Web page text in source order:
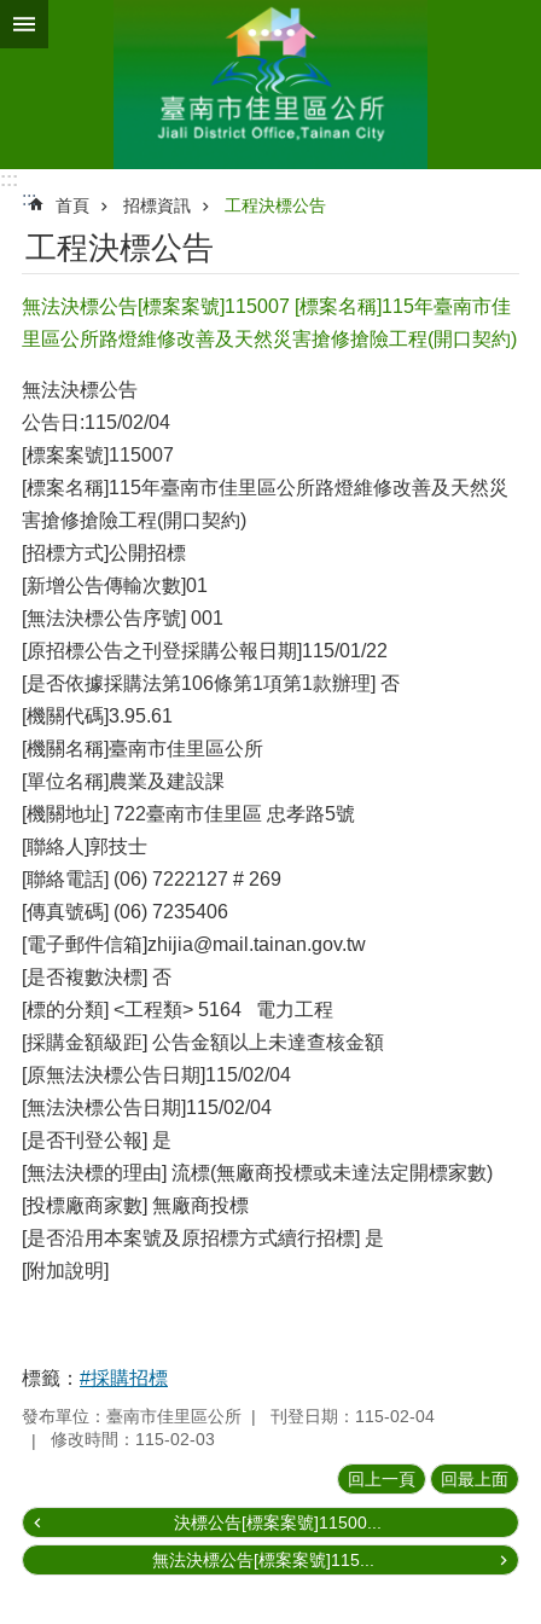
跳到主要內容區塊
:::
:::
首頁 招標資訊 工程決標公告
工程決標公告
無法決標公告[標案案號]115007 [標案名稱]115年臺南市佳
里區公所路燈維修改善及天然災害搶修搶險工程(開口契約)
無法決標公告
公告日:115/02/04
[標案案號]115007
[標案名稱]115年臺南市佳里區公所路燈維修改善及天然災
害搶修搶險工程(開口契約)
[招標方式]公開招標
[新增公告傳輸次數]01
[無法決標公告序號] 001
[原招標公告之刊登採購公報日期]115/01/22
[是否依據採購法第106條第1項第1款辦理] 否
[機關代碼]3.95.61
[機關名稱]臺南市佳里區公所
[單位名稱]農業及建設課
[機關地址] 722臺南市佳里區 忠孝路5號
[聯絡人]郭技士
[聯絡電話] (06) 7222127 # 269
[傳真號碼] (06) 7235406
[電子郵件信箱]zhijia@mail.tainan.gov.tw
[是否複數決標] 否
[標的分類] <工程類> 5164 電力工程
[採購金額級距] 公告金額以上未達查核金額
[原無法決標公告日期]115/02/04
[無法決標公告日期]115/02/04
[是否刊登公報] 是
[無法決標的理由] 流標(無廠商投標或未達法定開標家數)
[投標廠商家數] 無廠商投標
[是否沿用本案號及原招標方式續行招標] 是
[附加說明]
標籤： #採購招標
發布單位：臺南市佳里區公所
刊登日期：115-02-04
修改時間：115-02-03
回上一頁 回最上面
決標公告[標案案號]11500...
無法決標公告[標案案號]115...